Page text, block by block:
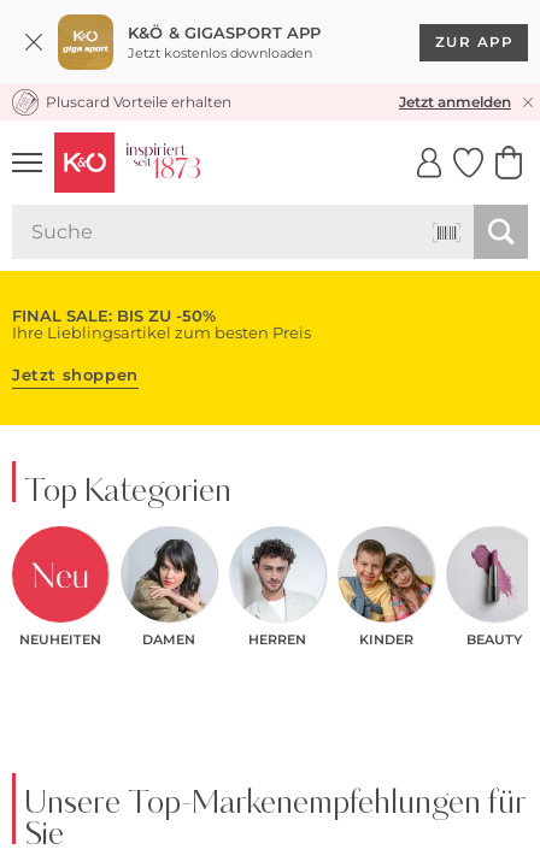
K&Ö & GIGASPORT APP
Jetzt kostenlos downloaden
ZUR APP
KOSTENLOSER VERSAND* & RÜCKVERSAND
Pluscard Vorteile erhalten Jetzt anmelden
UNSERE APP
CLICK &
FINAL SALE: BIS ZU -50%
Ihre Lieblingsartikel zum besten Preis
Jetzt shoppen
Top Kategorien
NEUHEITEN DAMEN HERREN KINDER BEAUTY
Unsere Top-Markenempfehlungen für
Sie